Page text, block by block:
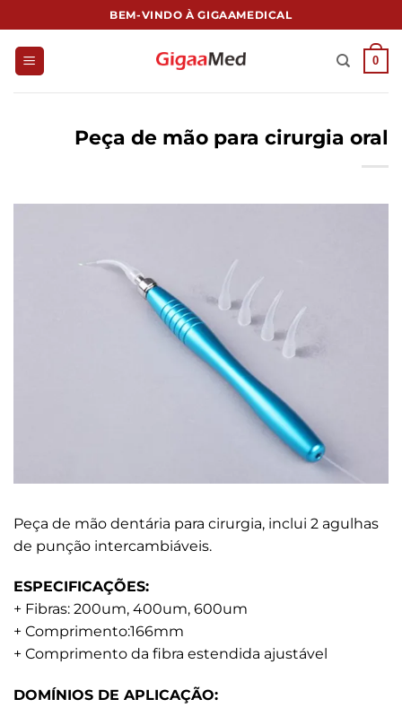
到
BEM-VINDO À GIGAAMEDICAL
0
Peça de mão para cirurgia oral
Peça de mão dentária para cirurgia, inclui 2 agulhas
de punção intercambiáveis.
ESPECIFICAÇÕES:
+ Fibras: 200um, 400um, 600um
+ Comprimento:166mm
+ Comprimento da fibra estendida ajustável
DOMÍNIOS DE APLICAÇÃO: